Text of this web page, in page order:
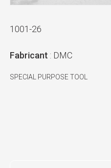
1001-26
Fabricant : DMC
SPECIAL PURPOSE TOOL